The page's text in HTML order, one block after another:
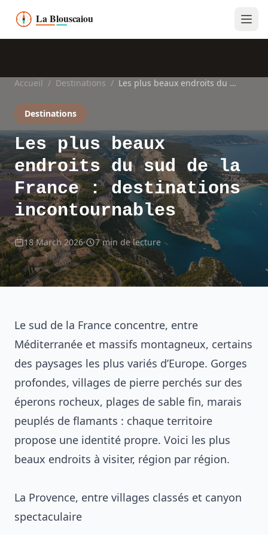
Accueil / Destinations / Les plus beaux endroits du sud de la France : destinations incontournables
Destinations
Les plus beaux
endroits du sud de la
France : destinations
incontournables
18 March 2026 7 min de lecture
Le sud de la France concentre, entre
Méditerranée et massifs montagneux, certains
des paysages les plus variés d’Europe. Gorges
profondes, villages de pierre perchés sur des
éperons rocheux, plages de sable fin, marais
peuplés de flamants : chaque territoire
propose une identité propre. Voici les plus
beaux endroits à visiter, région par région.
La Provence, entre villages classés et canyon
spectaculaire